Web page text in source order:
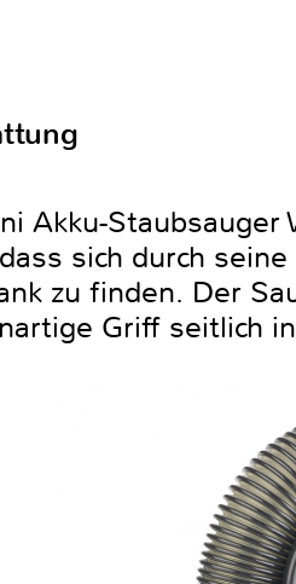
Akku-
sich durch
zu finden. Der
Griff seitlich